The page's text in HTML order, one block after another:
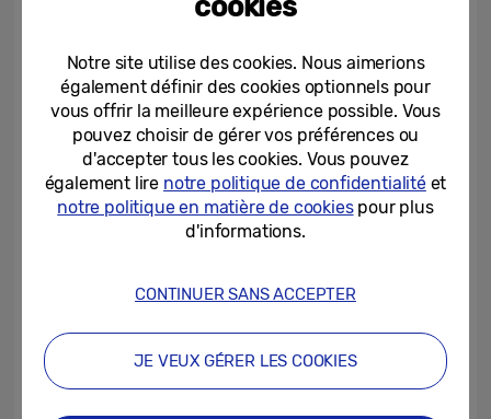
se concentrer sur une expérience
cadre des Jeux.
cookies
Notre site utilise des cookies. Nous aimerions
également définir des cookies optionnels pour
vous offrir la meilleure expérience possible. Vous
pouvez choisir de gérer vos préférences ou
d'accepter tous les cookies. Vous pouvez
également lire notre politique de confidentialitéet
notre politique en matière de cookiespour plus
d'informations.
CONTINUER SANS ACCEPTER
JE VEUX GÉRER LES COOKIES